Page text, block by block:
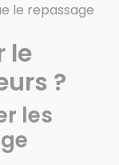
le repassage
le
?
les